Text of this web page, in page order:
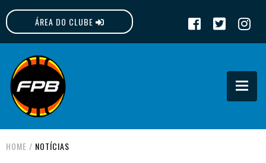
ÁREA DO CLUBE
FPB
HOME / NOTÍCIAS